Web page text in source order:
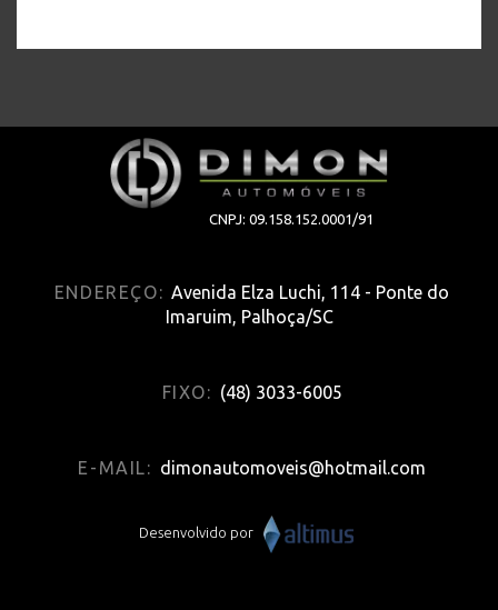
CNPJ: 09.158.152.0001/91
ENDEREÇO: Avenida Elza Luchi, 114 - Ponte do
Imaruim, Palhoça/SC
FIXO: (48) 3033-6005
E-MAIL: dimonautomoveis@hotmail.com
Desenvolvido por